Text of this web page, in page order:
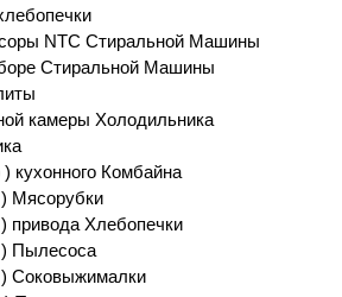
NTC Стиральной Машины
Стиральной Машины
камеры Холодильника
кухонного Комбайна
Мясорубки
привода Хлебопечки
) Пылесоса
) Соковыжималки